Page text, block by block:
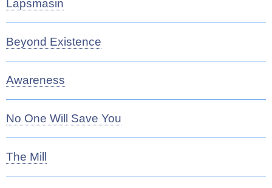
Lapsmasin
Beyond Existence
Awareness
No One Will Save You
The Mill